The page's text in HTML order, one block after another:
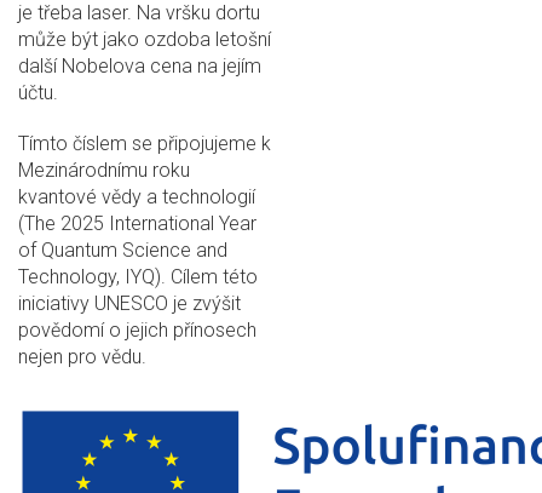
je třeba laser. Na vršku dortu
může být jako ozdoba letošní
další Nobelova cena na jejím
účtu.
Tímto číslem se připojujeme k
Mezinárodnímu roku
kvantové vědy a technologií
(The 2025 International Year
of Quantum Science and
Technology, IYQ). Cílem této
iniciativy UNESCO je zvýšit
povědomí o jejich přínosech
nejen pro vědu.